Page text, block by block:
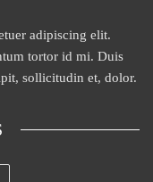
adipiscing elit.
tortor id mi. Duis
sollicitudin et, dolor.